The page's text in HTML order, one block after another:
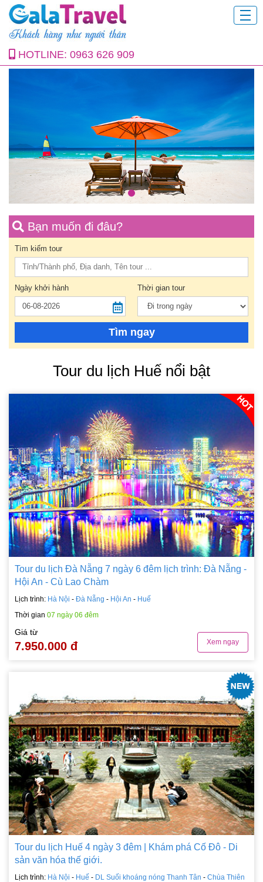
HOTLINE: 0963 626 909
Bạn muốn đi đâu?
Tìm kiếm tour
Ngày khởi hành Thời gian tour
Tìm ngay
Tour du lịch Huế nổi bật
Tour du lịch Đà Nẵng 7 ngày 6 đêm lịch trình: Đà Nẵng -
Hội An - Cù Lao Chàm
Lịch trình: Hà Nội - Đà Nẵng - Hội An - Huế
Thời gian 07 ngày 06 đêm
Giá từ
7.950.000 đ Xem ngay
Tour du lịch Huế 4 ngày 3 đêm | Khám phá Cố Đô - Di
sản văn hóa thế giới.
Lịch trình: Hà Nội - Huế - DL Suối khoáng nóng Thanh Tân - Chùa Thiên